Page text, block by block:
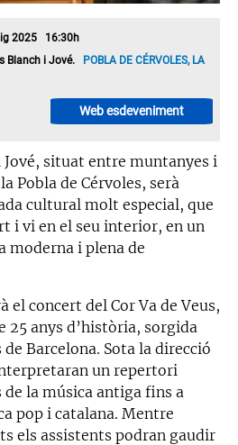
2025 16:30h
Blanch i Jové. POBLA DE CÉRVOLES, LA
Web esdeveniment
Jové, situat entre muntanyes i
Pobla de Cérvoles, serà
cultural molt especial, que
i vi en el seu interior, en un
moderna i plena de
el concert del Cor Va de Veus,
25 anys d’història, sorgida
Barcelona. Sota la direcció
un repertori
la música antiga fins a
pop i catalana. Mentre
els assistents podran gaudir